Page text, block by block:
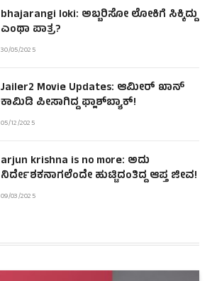
bhajarangi loki: ಅಬ್ಬರಿಸೋ ಲೋಕಿಗೆ ಸಿಕ್ಕಿದ್ದು
ಎಂಥಾ ಪಾತ್ರ?
30/05/2025
Jailer2 Movie Updates: ಆಮೀರ್ ಖಾನ್
ಕಾಮಿಡಿ ಪೀಸಾಗಿದ್ದ ಫ್ಲಾಶ್‌ಬ್ಯಾಕ್!
05/12/2025
arjun krishna is no more: ಅದು
ನಿರ್ದೇಶಕನಾಗಲೆಂದೇ ಹುಟ್ಟಿದಂತಿದ್ದ ಆಪ್ತ ಜೀವ!
09/03/2025